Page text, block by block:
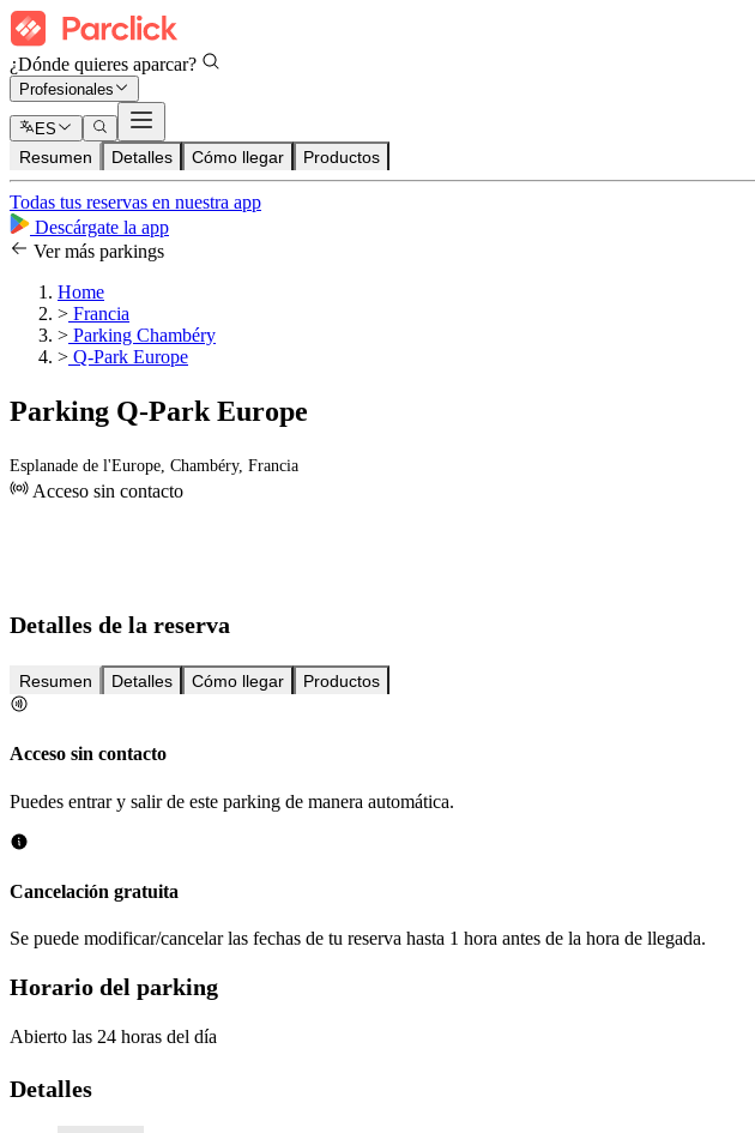
¿Dónde quieres aparcar?
Profesionales
ES
Resumen Detalles Cómo llegar Productos
Todas tus reservas en nuestra app
Descárgate la app
Ver más parkings
Home
> Francia
> Parking Chambéry
> Q-Park Europe
Parking Q-Park Europe
Esplanade de l'Europe, Chambéry, Francia
Acceso sin contacto
Detalles de la reserva
Resumen Detalles Cómo llegar Productos
Acceso sin contacto
Puedes entrar y salir de este parking de manera automática.
Cancelación gratuita
Se puede modificar/cancelar las fechas de tu reserva hasta 1 hora antes de la hora de llegada.
Horario del parking
Abierto las 24 horas del día
Detalles